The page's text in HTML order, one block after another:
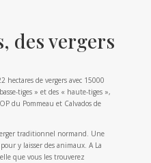
des vergers
hectares de vergers avec 15000
tiges » et des « haute-tiges »,
du Pommeau et Calvados de
traditionnel normand. Une
y laisser des animaux. A La
que vous les trouverez